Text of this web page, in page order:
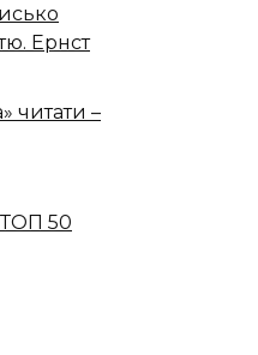
Ернст
читати –
ТОП 50